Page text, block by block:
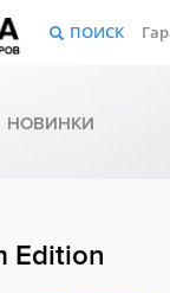
ПОИСК
НОВИНКИ
Edition